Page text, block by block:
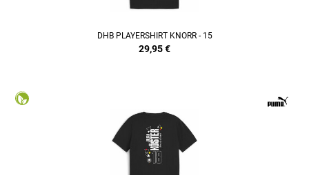
DHB PLAYERSHIRT KNORR - 15
29,95€